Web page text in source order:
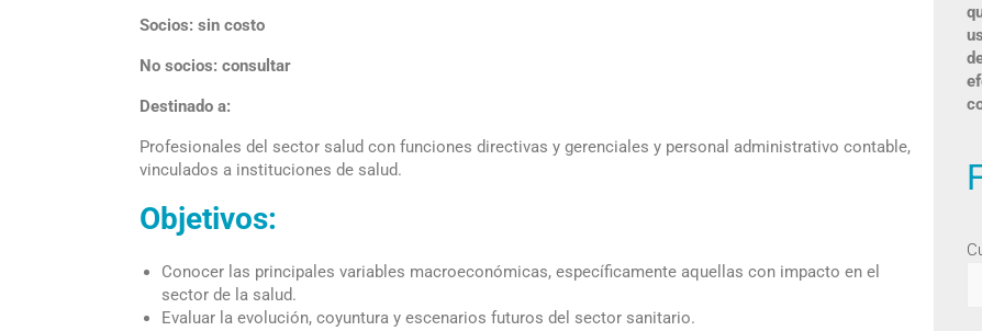
Socios: sin costo
No socios: consultar
Destinado a:
Profesionales del sector salud con funciones directivas y gerenciales y personal administrativo contable,
vinculados a instituciones de salud.
Objetivos:
Conocer las principales variables macroeconómicas, específicamente aquellas con impacto en el
sector de la salud.
Evaluar la evolución, coyuntura y escenarios futuros del sector sanitario.